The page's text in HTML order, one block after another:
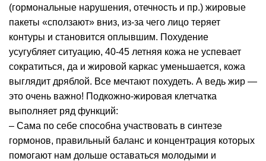
(гормональные нарушения, отечность и пр.) жировые
пакеты «сползают» вниз, из-за чего лицо теряет
контуры и становится оплывшим. Похудение
усугубляет ситуацию, 40-45 летняя кожа не успевает
сократиться, да и жировой каркас уменьшается, кожа
выглядит дряблой. Все мечтают похудеть. А ведь жир —
это очень важно! Подкожно-жировая клетчатка
выполняет ряд функций:
– Сама по себе способна участвовать в синтезе
гормонов, правильный баланс и концентрация которых
помогают нам дольше оставаться молодыми и